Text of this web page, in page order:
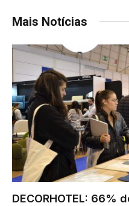
Mais Notícias
DECORHOTEL: 66%